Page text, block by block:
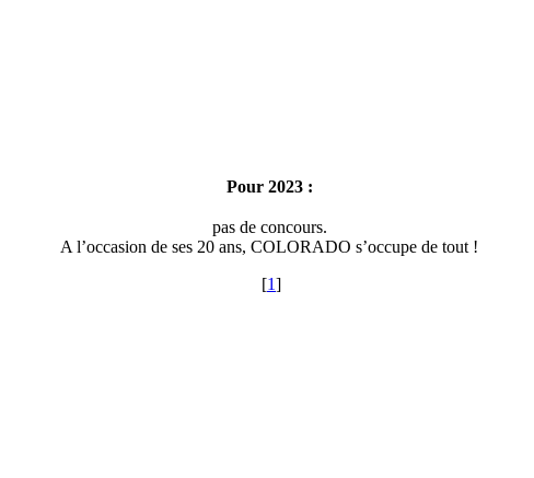
Pour 2023 :
pas de concours.
A l’occasion de ses 20 ans, COLORADO s’occupe de tout !
[1]